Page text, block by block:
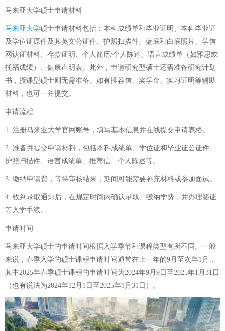
马来亚大学硕士申请材料
马来亚大学硕士申请材料包括：本科成绩单和毕业证明、本科毕业证
及学位证原件及其英文公证件、护照扫描件、蓝底和白底照片、学信
网认证材料、存款证明、个人简历/个人陈述、语言成绩单（如雅思或
托福成绩）、健康声明表。此外，申请研究型硕士还需准备研究计划
书，授课型硕士则无需准备。如有推荐信、奖学金、实习证明等辅助
材料，也可一并提交。
申请流程
1. 注册马来亚大学官网账号，填写基本信息并在线提交申请表格。
2. 准备并提交申请材料，包括本科成绩单、学位证和毕业证公证件、
护照扫描件、语言成绩单、推荐信、个人陈述等。
3. 缴纳申请费，等待审核结果，期间可能需要补充材料或参加面试。
4. 收到录取通知后，在规定时间内确认录取、缴纳学费，并办理签证
等入学手续。
申请时间
马来亚大学硕士的申请时间根据入学季节和课程类型有所不同。一般
来说，春季入学的硕士课程申请时间通常在上一年的9月至次年1月，
其中2025年春季硕士课程的申请时间为2024年9月9日至2025年1月31日
（也有说法为2024年12月1日至2025年1月31日）。